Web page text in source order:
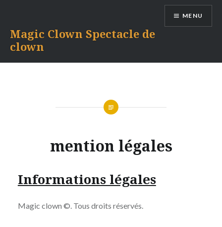
contenu
Magic Clown Spectacle de
clown
MENU
mention légales
Informations légales
Magic clown ©. Tous droits réservés.